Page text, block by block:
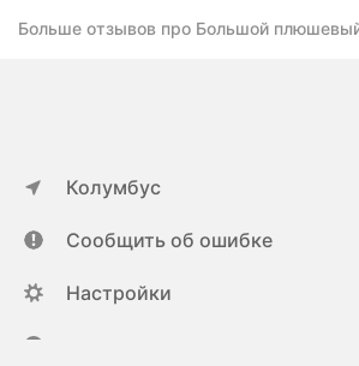
Больше отзывов про Большой
Колумбус
Сообщить об ошибке
Настройки